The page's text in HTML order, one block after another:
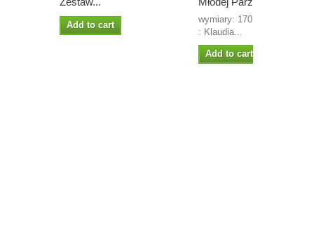
Add to cart
wymiary: 170 x 95 mm
: Klaudia...
Add to cart